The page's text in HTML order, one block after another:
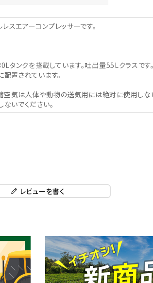
スエアーコンプレッサーです。
タンクを搭載しています。吐出量55Lクラスです
置されています。
気は人体や動物の送気用には絶対に使用しな
いでください。
レビューを書く